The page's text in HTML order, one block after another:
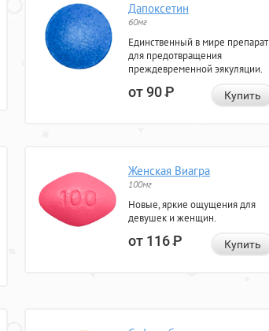
Дапоксетин
60мг
Единственный в мире препарат
для предотвращения
преждевременной эякуляции.
от 90Р Купить
Женская Виагра
100мг
Новые, яркие ощущения для
девушек и женщин.
от 116Р Купить